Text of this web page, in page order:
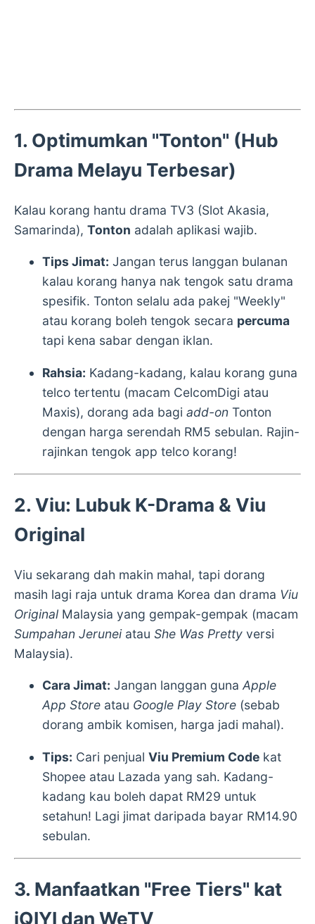
1. Optimumkan "Tonton" (Hub
Drama Melayu Terbesar)
Kalau korang hantu drama TV3 (Slot Akasia,
Samarinda), Tonton adalah aplikasi wajib.
Tips Jimat: Jangan terus langgan bulanan
kalau korang hanya nak tengok satu drama
spesifik. Tonton selalu ada pakej "Weekly"
atau korang boleh tengok secara percuma
tapi kena sabar dengan iklan.
Rahsia: Kadang-kadang, kalau korang guna
telco tertentu (macam CelcomDigi atau
Maxis), dorang ada bagi add-on Tonton
dengan harga serendah RM5 sebulan. Rajin-
rajinkan tengok app telco korang!
2. Viu: Lubuk K-Drama & Viu
Original
Viu sekarang dah makin mahal, tapi dorang
masih lagi raja untuk drama Korea dan drama Viu
Original Malaysia yang gempak-gempak (macam
Sumpahan Jeruneiatau She Was Pretty versi
Malaysia).
Cara Jimat: Jangan langgan guna Apple
App Store atau Google Play Store (sebab
dorang ambik komisen, harga jadi mahal).
Tips: Cari penjual Viu Premium Code kat
Shopee atau Lazada yang sah. Kadang-
kadang kau boleh dapat RM29 untuk
setahun! Lagi jimat daripada bayar RM14.90
sebulan.
3. Manfaatkan "Free Tiers" kat
iQIYI dan WeTV